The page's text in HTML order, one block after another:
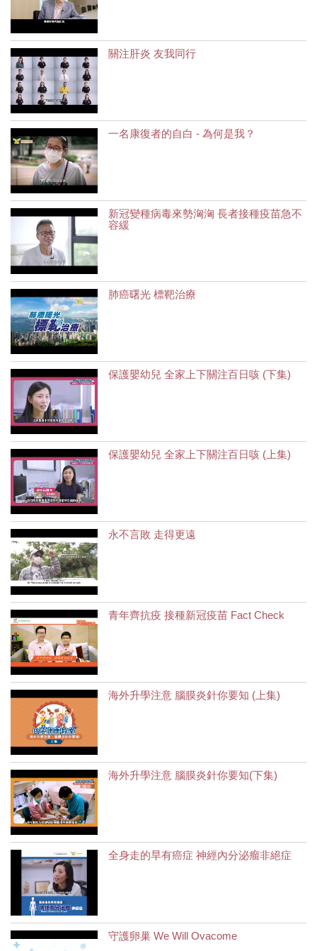
關注肝炎 友我同行
一名康復者的自白 - 為何是我？
新冠變種病毒來勢洶洶 長者接種疫苗急不
容緩
肺癌曙光 標靶治療
保護嬰幼兒 全家上下關注百日咳 (下集)
保護嬰幼兒 全家上下關注百日咳 (上集)
永不言敗 走得更遠
青年齊抗疫 接種新冠疫苗 Fact Check
海外升學注意 腦膜炎針你要知 (上集)
海外升學注意 腦膜炎針你要知(下集)
全身走的旱有癌症 神經內分泌瘤非絕症
守護卵巢 We Will Ovacome